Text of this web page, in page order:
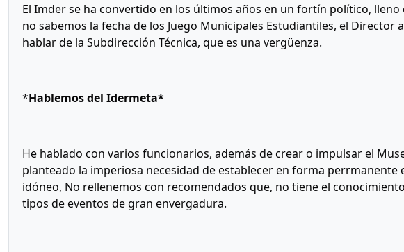
El Imder se ha convertido en los últimos años en un fortín político,
no sabemos la fecha de los Juego Municipales Estudiantiles, el Director
hablar de la Subdirección Técnica, que es una vergüenza.
*Hablemos del Idermeta*
He hablado con varios funcionarios, además de crear o impulsar el
planteado la imperiosa necesidad de establecer en forma perrmanente
idóneo, No rellenemos con recomendados que, no tiene el
tipos de eventos de gran envergadura.